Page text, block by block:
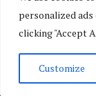
personalized
clicking "Accept
Customize
Koko |